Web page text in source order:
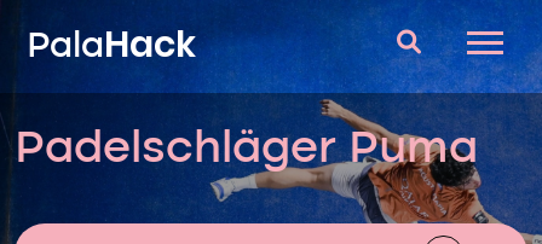
PalaHack
Padelschläger
Fragen und Antworten
Padelschläger Puma